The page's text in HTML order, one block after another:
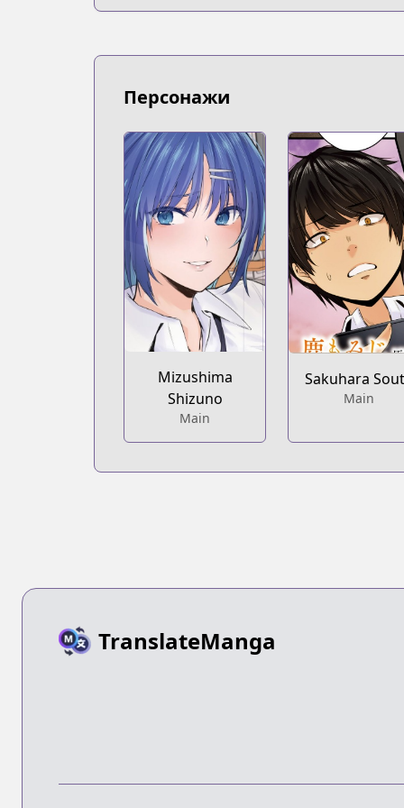
Персонажи
Mizushima
Shizuno
Main
Sakuhara
Main
TranslateManga